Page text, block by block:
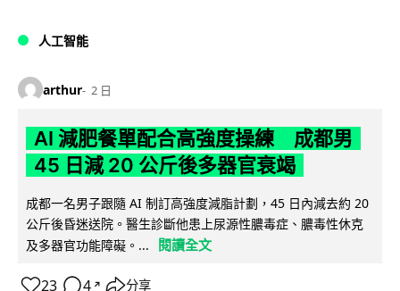
人工智能
arthur 2 日
AI 減肥餐單配合高強度操練 成都男
45 日減 20 公斤後多器官衰竭
成都一名男子跟隨 AI 制訂高強度減脂計劃，45 日內減去約 20
公斤後昏迷送院。醫生診斷他患上尿源性膿毒症、膿毒性休克
及多器官功能障礙。...
閱讀全文
23 4 ↗ 分享